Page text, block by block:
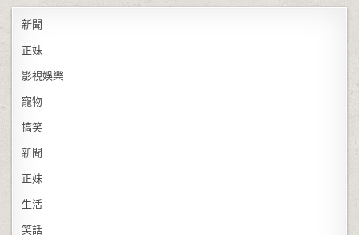
新聞
正妹
影視娛樂
寵物
搞笑
新聞
正妹
生活
笑話